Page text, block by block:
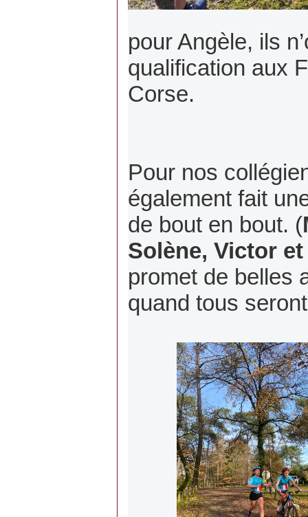
pour Angèle, ils
qualification aux
Corse.
Pour nos
également fait
de bout en bout. (
Solène, Victor
promet de belles
quand tous